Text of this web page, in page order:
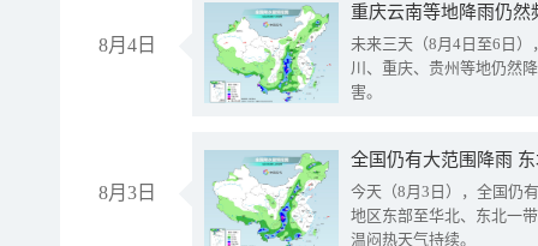
8月4日
重庆云南等地降雨仍然
未来三天（8月4日至6日
川、重庆、贵州等地仍然
害。
8月3日
全国仍有大范围降雨
今天（8月3日），全国仍
地区东部至华北、东北一
温闷热天气持续。